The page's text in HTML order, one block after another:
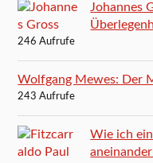
Johannes
246 Aufrufe
Wolfgang Mewes: Der
243 Aufrufe
Wie ich